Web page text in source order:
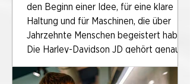
den Beginn einer Idee, für eine klare
Haltung und für Maschinen, die über
Jahrzehnte Menschen begeistert haben.
Die Harley-Davidson JD gehört genau in
Davidson Motorräder, klassische V2-